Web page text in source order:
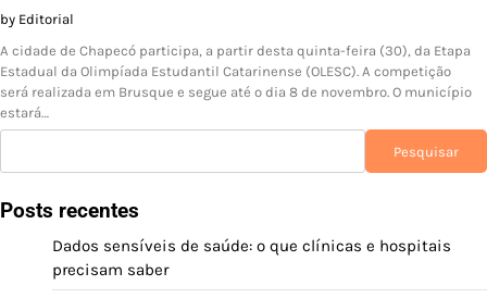
by Editorial
A cidade de Chapecó participa, a partir desta quinta-feira (30), da Etapa
Estadual da Olimpíada Estudantil Catarinense (OLESC). A competição
será realizada em Brusque e segue até o dia 8 de novembro. O município
estará…
Pesquisar
Posts recentes
Dados sensíveis de saúde: o que clínicas e hospitais
precisam saber